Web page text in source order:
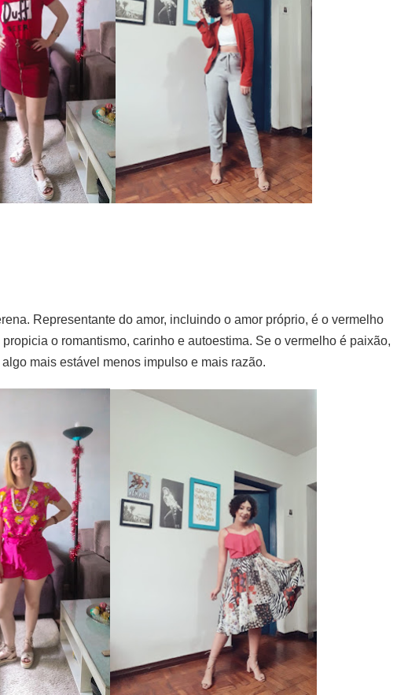
Representante do amor, incluindo o amor próprio, é o vermelho
o romantismo, carinho e autoestima. Se o vermelho é paixão,
mais estável menos impulso e mais razão.